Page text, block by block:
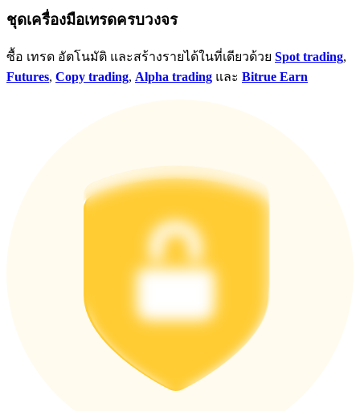
ชุดเครื่องมือเทรดครบวงจร
ซื้อ เทรด อัตโนมัติ และสร้างรายได้ในที่เดียวด้วย Spot trading,
Futures, Copy trading, Alpha trading และ Bitrue Earn